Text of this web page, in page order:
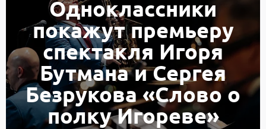
Одноклассники
покажут премьеру
спектакля Игоря
Бутмана и Сергея
Безрукова «Слово о
полку Игореве»